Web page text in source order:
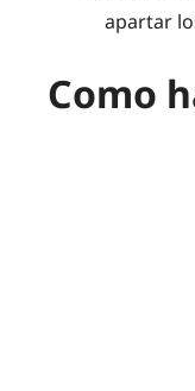
apartar
Como